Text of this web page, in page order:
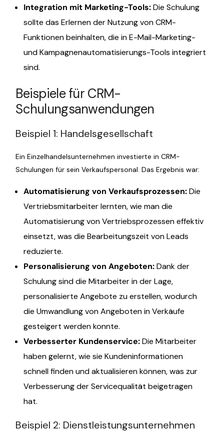
Integration mit Marketing-Tools: Die Schulung
sollte das Erlernen der Nutzung von CRM-
Funktionen beinhalten, die in E-Mail-Marketing-
und Kampagnenautomatisierungs-Tools integriert
sind.
Beispiele für CRM-
Schulungsanwendungen
Beispiel 1: Handelsgesellschaft
Ein Einzelhandelsunternehmen investierte in CRM-
Schulungen für sein Verkaufspersonal. Das Ergebnis war:
Automatisierung von Verkaufsprozessen:Die
Vertriebsmitarbeiter lernten, wie man die
Automatisierung von Vertriebsprozessen effektiv
einsetzt, was die Bearbeitungszeit von Leads
reduzierte.
Personalisierung von Angeboten:Dank der
Schulung sind die Mitarbeiter in der Lage,
personalisierte Angebote zu erstellen, wodurch
die Umwandlung von Angeboten in Verkäufe
gesteigert werden konnte.
Verbesserter Kundenservice:Die Mitarbeiter
haben gelernt, wie sie Kundeninformationen
schnell finden und aktualisieren können, was zur
Verbesserung der Servicequalität beigetragen
hat.
Beispiel 2: Dienstleistungsunternehmen